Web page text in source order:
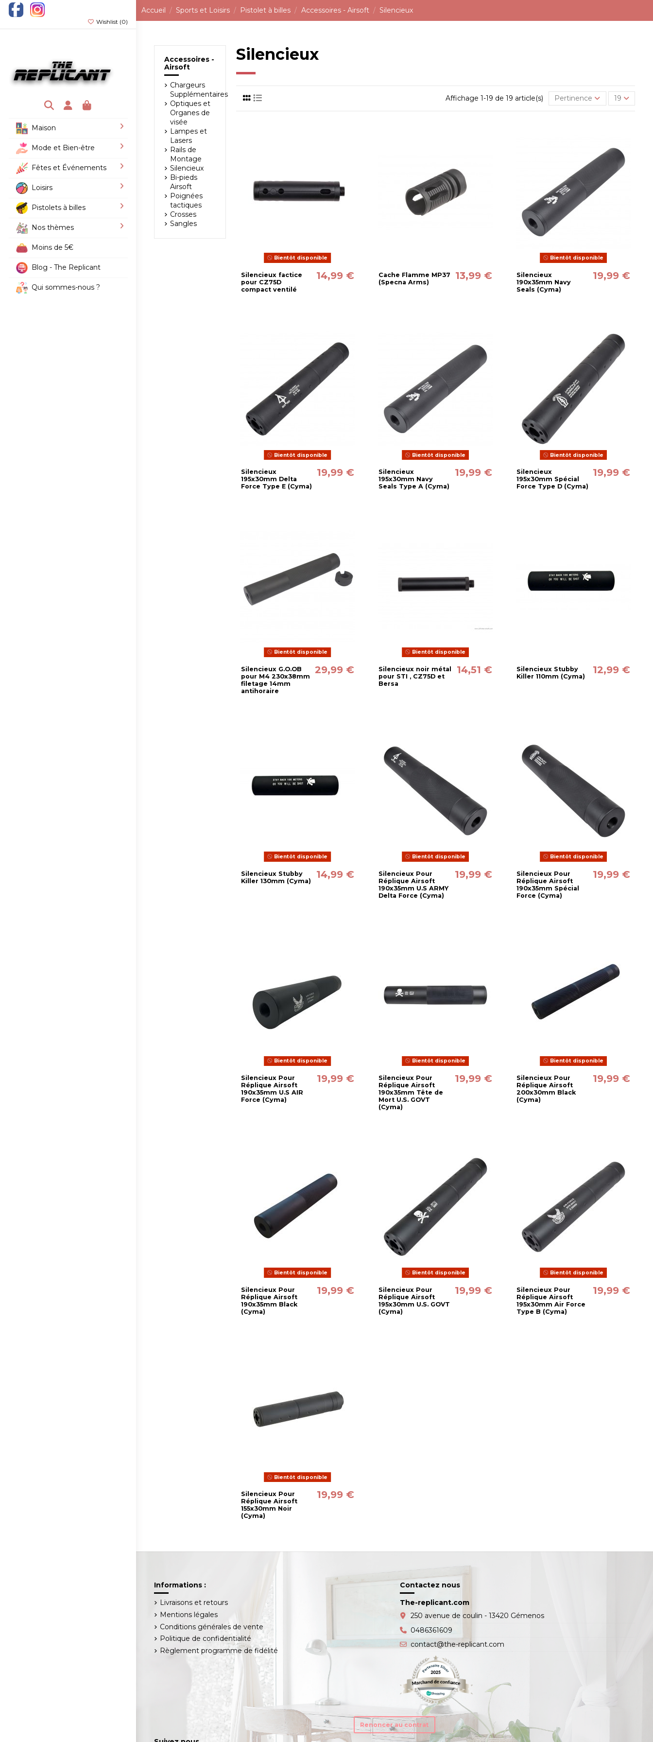
Wishlist (0)
Maison
Mode et Bien-être
Fêtes et Événements
Loisirs
Pistolets à billes
Nos thèmes
Moins de 5€
Blog - The Replicant
Qui sommes-nous ?
Accueil Sports et Loisirs Pistolet à billes Accessoires - Airsoft Silencieux
Silencieux
Affichage 1-19 de 19 article(s) Pertinence 19
Bientôt disponible
Silencieux factice
pour CZ75D
compact ventilé
14,99 €
Cache Flamme MP37
(Specna Arms)
13,99 €
Bientôt disponible
Silencieux
190x35mm Navy
Seals (Cyma)
19,99 €
Bientôt disponible
Silencieux
195x30mm Delta
Force Type E (Cyma)
19,99 €
Bientôt disponible
Silencieux
195x30mm Navy
Seals Type A (Cyma)
19,99 €
Bientôt disponible
Silencieux
195x30mm Spécial
Force Type D (Cyma)
19,99 €
Bientôt disponible
Silencieux G.O.OB
pour M4 230x38mm
filetage 14mm
antihoraire
29,99 €
Bientôt disponible
Silencieux noir métal
pour STI , CZ75D et
Bersa
14,51 €
Silencieux Stubby
Killer 110mm (Cyma)
12,99 €
Bientôt disponible
Silencieux Stubby
Killer 130mm (Cyma)
14,99 €
Bientôt disponible
Silencieux Pour
Réplique Airsoft
190x35mm U.S ARMY
Delta Force (Cyma)
19,99 €
Bientôt disponible
Silencieux Pour
Réplique Airsoft
190x35mm Spécial
Force (Cyma)
19,99 €
Bientôt disponible
Silencieux Pour
Réplique Airsoft
190x35mm U.S AIR
Force (Cyma)
19,99 €
Bientôt disponible
Silencieux Pour
Réplique Airsoft
190x35mm Tête de
Mort U.S. GOVT
(Cyma)
19,99 €
Bientôt disponible
Silencieux Pour
Réplique Airsoft
200x30mm Black
(Cyma)
19,99 €
Bientôt disponible
Silencieux Pour
Réplique Airsoft
190x35mm Black
(Cyma)
19,99 €
Bientôt disponible
Silencieux Pour
Réplique Airsoft
195x30mm U.S. GOVT
(Cyma)
19,99 €
Bientôt disponible
Silencieux Pour
Réplique Airsoft
195x30mm Air Force
Type B (Cyma)
19,99 €
Bientôt disponible
Silencieux Pour
Réplique Airsoft
155x30mm Noir
(Cyma)
19,99 €
Accessoires -
Airsoft
Chargeurs
Supplémentaires
Optiques et
Organes de
visée
Lampes et
Lasers
Rails de
Montage
Silencieux
Bi-pieds
Airsoft
Poignées
tactiques
Crosses
Sangles
Informations :
Livraisons et retours
Mentions légales
Conditions générales de vente
Politique de confidentialité
Règlement programme de fidélité
Contactez nous
The-replicant.com
250 avenue de coulin - 13420 Gémenos
0486361609
contact@the-replicant.com
Renoncer au contrat